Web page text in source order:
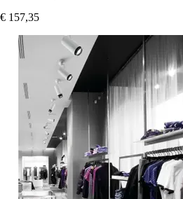
€ 157,35